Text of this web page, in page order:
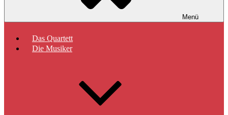
Menü
Das Quartett
Die Musiker